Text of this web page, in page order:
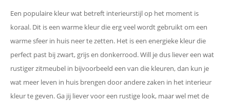
Een populaire kleur wat betreft interieurstijl op het moment is
koraal. Dit is een warme kleur die erg veel wordt gebruikt om een
warme sfeer in huis neer te zetten. Het is een energieke kleur die
perfect past bij zwart, grijs en donkerrood. Will je dus liever een wat
rustiger zitmeubel in bijvoorbeeld een van die kleuren, dan kun je
wat meer leven in huis brengen door andere zaken in het interieur
kleur te geven. Ga jij liever voor een rustige look, maar wel met de